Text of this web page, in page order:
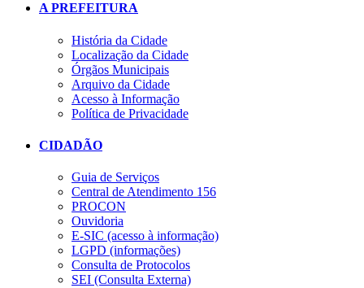
A PREFEITURA
História da Cidade
Localização da Cidade
Órgãos Municipais
Arquivo da Cidade
Acesso à Informação
Política de Privacidade
CIDADÃO
Guia de Serviços
Central de Atendimento 156
PROCON
Ouvidoria
E-SIC (acesso à informação)
LGPD (informações)
Consulta de Protocolos
SEI (Consulta Externa)